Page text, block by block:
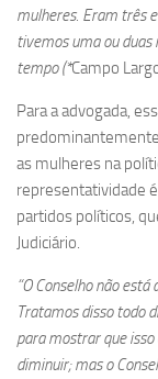
mulheres. Eram três
tivemos uma ou duas
tempo (*Campo
Para a advogada,
as mulheres na
representatividade
partidos políticos,
Judiciário.
“O Conselho não
Tratamos disso todo
para mostrar que
diminuir; mas o